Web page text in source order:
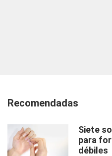
Recomendadas
Siete
para
débiles